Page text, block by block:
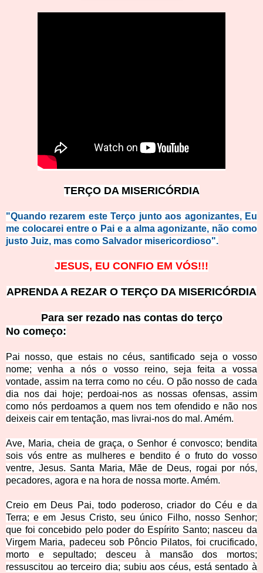
TERÇO DA MISERICÓRDIA
"Quando rezarem este Terço junto aos agonizantes, Eu
me colocarei entre o Pai e a alma agonizante, não como
justo Juiz, mas como Salvador misericordioso".
JESUS, EU CONFIO EM VÓS!!!
APRENDA A REZAR O TERÇO DA MISERICÓRDIA
Para ser rezado nas contas do terço
No começo:
Pai nosso, que estais no céus, santificado seja o vosso
nome; venha a nós o vosso reino, seja feita a vossa
vontade, assim na terra como no céu. O pão nosso de cada
dia nos dai hoje; perdoai-nos as nossas ofensas, assim
como nós perdoamos a quem nos tem ofendido e não nos
deixeis cair em tentação, mas livrai-nos do mal. Amém.
Ave, Maria, cheia de graça, o Senhor é convosco; bendita
sois vós entre as mulheres e bendito é o fruto do vosso
ventre, Jesus. Santa Maria, Mãe de Deus, rogai por nós,
pecadores, agora e na hora de nossa morte. Amém.
Creio em Deus Pai, todo poderoso, criador do Céu e da
Terra; e em Jesus Cristo, seu único Filho, nosso Senhor;
que foi concebido pelo poder do Espírito Santo; nasceu da
Virgem Maria, padeceu sob Pôncio Pilatos, foi crucificado,
morto e sepultado; desceu à mansão dos mortos;
ressuscitou ao terceiro dia; subiu aos céus, está sentado à